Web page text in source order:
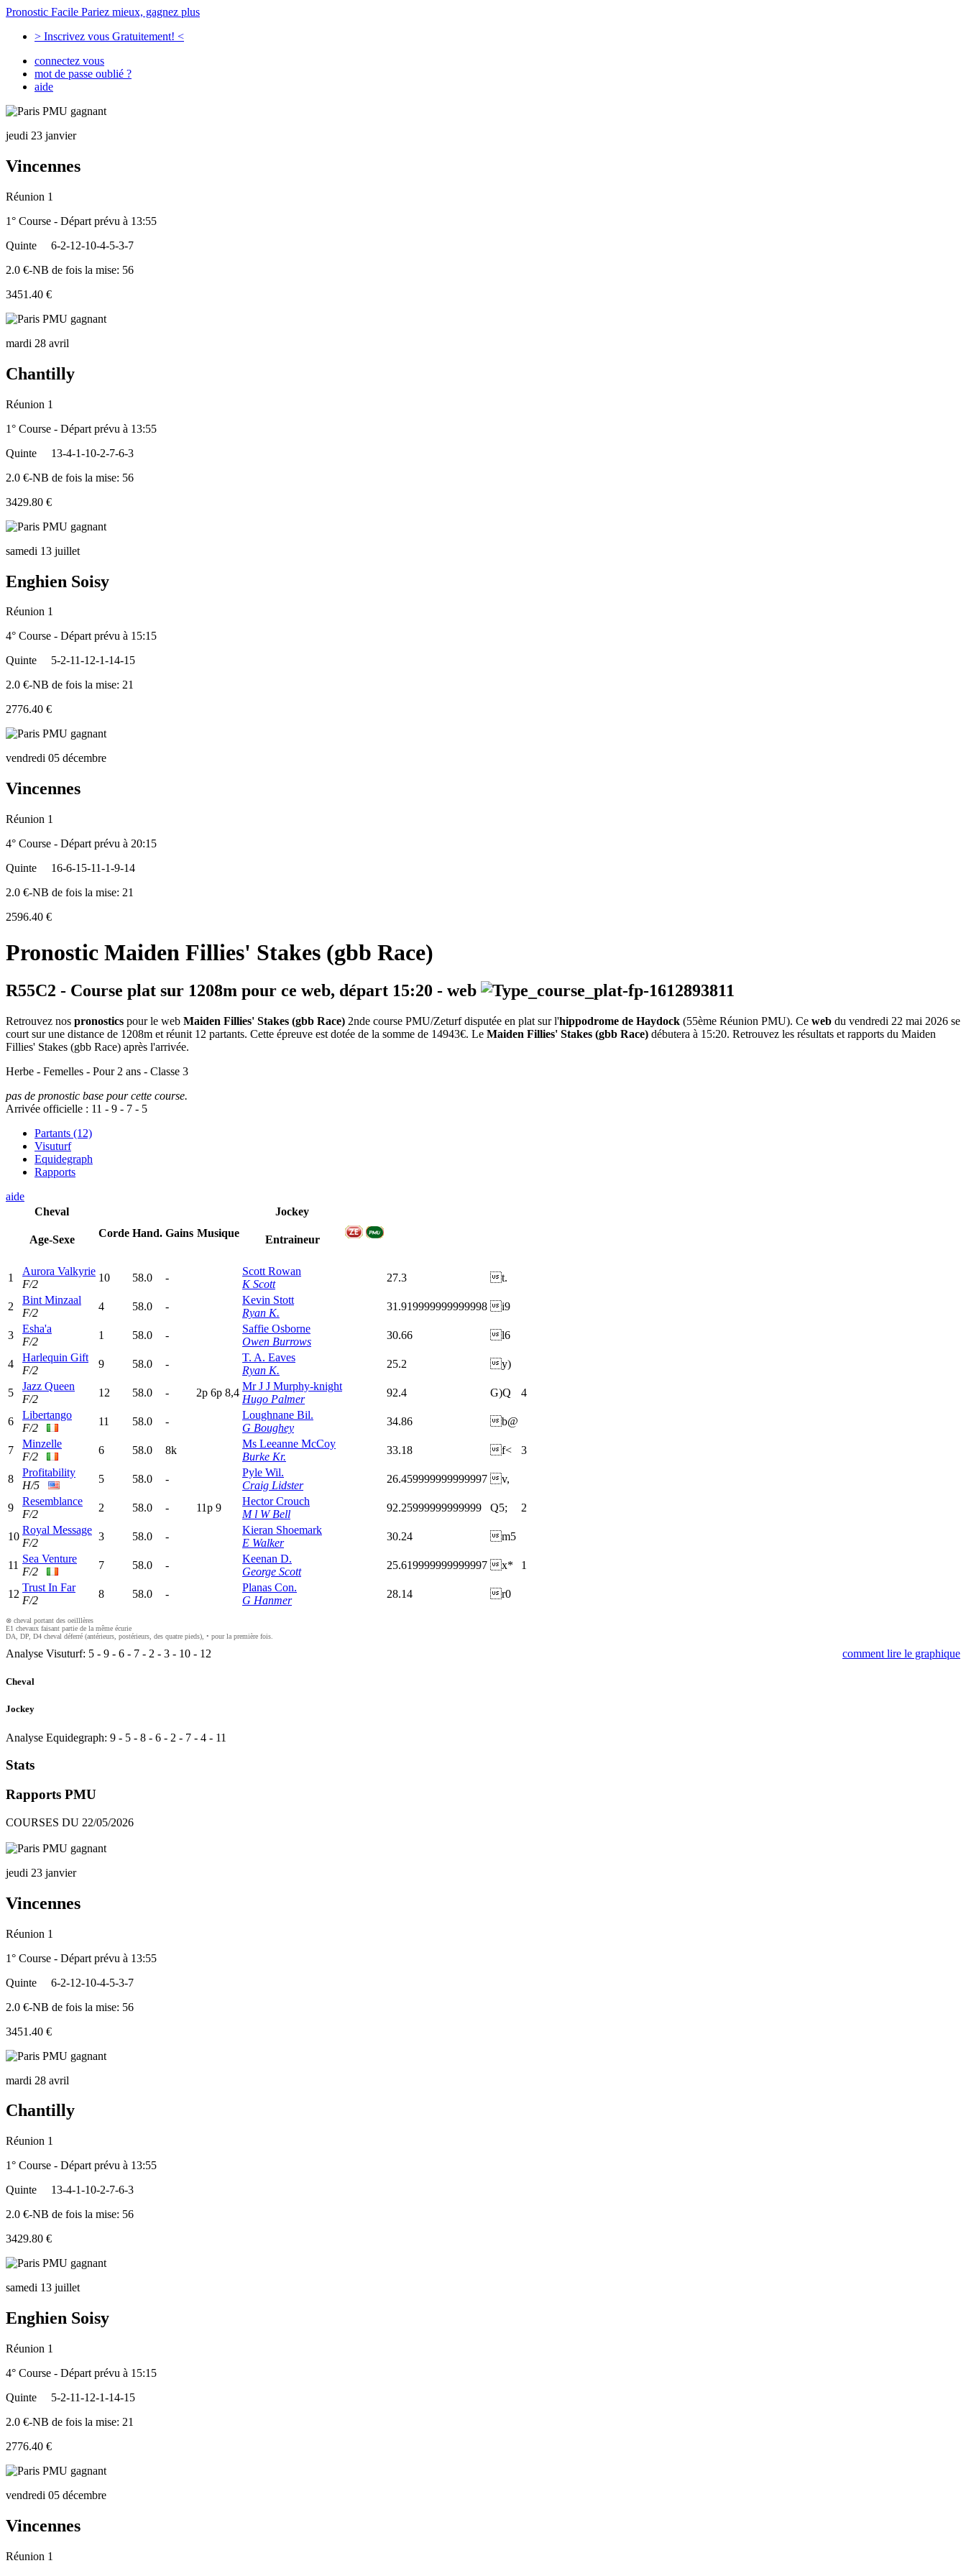
Pronostic Facile Pariez mieux, gagnez plus
> Inscrivez vous Gratuitement! <
connectez vous
mot de passe oublié ?
aide
jeudi 23 janvier
Vincennes
Réunion 1
1° Course - Départ prévu à 13:55
Quinte
6-2-12-10-4-5-3-7
2.0 €-NB de fois la mise: 56
3451.40 €
mardi 28 avril
Chantilly
Réunion 1
1° Course - Départ prévu à 13:55
Quinte
13-4-1-10-2-7-6-3
2.0 €-NB de fois la mise: 56
3429.80 €
samedi 13 juillet
Enghien Soisy
Réunion 1
4° Course - Départ prévu à 15:15
Quinte
5-2-11-12-1-14-15
2.0 €-NB de fois la mise: 21
2776.40 €
vendredi 05 décembre
Vincennes
Réunion 1
4° Course - Départ prévu à 20:15
Quinte
16-6-15-11-1-9-14
2.0 €-NB de fois la mise: 21
2596.40 €
Pronostic Maiden Fillies' Stakes (gbb Race)
R55C2 - Course plat sur 1208m pour ce web, départ 15:20 - web
Retrouvez nos pronostics pour le web Maiden Fillies' Stakes (gbb Race) 2nde course PMU/Zeturf disputée en plat sur l'hippodrome de Haydock (55ème Réunion PMU). Ce web du vendredi 22 mai 2026 se
court sur une distance de 1208m et réunit 12 partants. Cette épreuve est dotée de la somme de 14943€. Le Maiden Fillies' Stakes (gbb Race) débutera à 15:20. Retrouvez les résultats et rapports du Maiden
Fillies' Stakes (gbb Race) après l'arrivée.
Herbe - Femelles - Pour 2 ans - Classe 3
pas de pronostic base pour cette course.
Arrivée officielle : 11 - 9 - 7 - 5
Partants (12)
Visuturf
Equidegraph
Rapports
aide
Cheval
Age-Sexe
Corde Hand. Gains Musique
Jockey
Entraineur
1
Aurora Valkyrie
F/2
10 58.0 -
Scott Rowan
K Scott
27.3 t.
2
Bint Minzaal
F/2
4 58.0 -
Kevin Stott
Ryan K.
31.919999999999998 i9
3
Esha'a
F/2
1 58.0 -
Saffie Osborne
Owen Burrows
30.66 l6
4
Harlequin Gift
F/2
9 58.0 -
T. A. Eaves
Ryan K.
25.2 y)
5
Jazz Queen
F/2
12 58.0 - 2p 6p 8,4
Mr J J Murphy-knight
Hugo Palmer
92.4 G)Q 4
6
Libertango
F/2
11 58.0 -
Loughnane Bil.
G Boughey
34.86 b@
7
Minzelle
F/2
6 58.0 8k
Ms Leeanne McCoy
Burke Kr.
33.18 f< 3
8
Profitability
H/5
5 58.0 -
Pyle Wil.
Craig Lidster
26.459999999999997 v,
9
Resemblance
F/2
2 58.0 - 11p 9
Hector Crouch
M l W Bell
92.25999999999999 Q5; 2
10
Royal Message
F/2
3 58.0 -
Kieran Shoemark
E Walker
30.24 m5
11
Sea Venture
F/2
7 58.0 -
Keenan D.
George Scott
25.619999999999997 x* 1
12
Trust In Far
F/2
8 58.0 -
Planas Con.
G Hanmer
28.14 r0
⊗ cheval portant des oeilllères
E1 chevaux faisant partie de la même écurie
DA, DP, D4 cheval déferré (antérieurs, postérieurs, des quatre pieds), • pour la première fois.
Analyse Visuturf: 5 - 9 - 6 - 7 - 2 - 3 - 10 - 12 comment lire le graphique
Cheval
Jockey
Analyse Equidegraph: 9 - 5 - 8 - 6 - 2 - 7 - 4 - 11
Stats
Rapports PMU
COURSES DU 22/05/2026
jeudi 23 janvier
Vincennes
Réunion 1
1° Course - Départ prévu à 13:55
Quinte
6-2-12-10-4-5-3-7
2.0 €-NB de fois la mise: 56
3451.40 €
mardi 28 avril
Chantilly
Réunion 1
1° Course - Départ prévu à 13:55
Quinte
13-4-1-10-2-7-6-3
2.0 €-NB de fois la mise: 56
3429.80 €
samedi 13 juillet
Enghien Soisy
Réunion 1
4° Course - Départ prévu à 15:15
Quinte
5-2-11-12-1-14-15
2.0 €-NB de fois la mise: 21
2776.40 €
vendredi 05 décembre
Vincennes
Réunion 1